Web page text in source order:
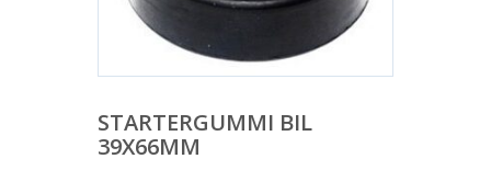
STARTERGUMMI BIL
39X66MM